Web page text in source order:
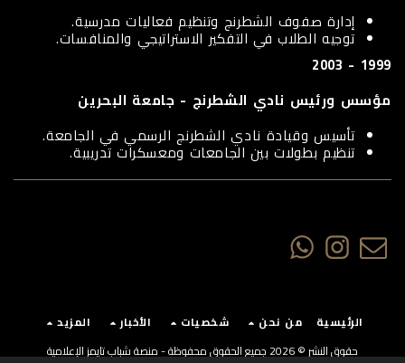
إدارة صفوف الشطرنج وتنظيم فعاليات مدرسية.
توجيه الطلاب في التفكير الاستراتيجي والمنافسات.
1999 - 2003
مؤسس ورئيس نادي الشطرنج - جامعة البحرين
تأسيس وقيادة نادي الشطرنج الرسمي في الجامعة.
تنظيم بطولات بين الجامعات ومعسكرات تدريبية.
الرئيسية من نحن شخصيات الأخبار
المزيد
حقوق النشر © 2026 جميع الحقوق محفوظة -
منصة شباب تايمز الإعلامية